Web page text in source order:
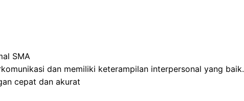
SMA
dan memiliki keterampilan interpersonal yang baik.
cepat dan akurat